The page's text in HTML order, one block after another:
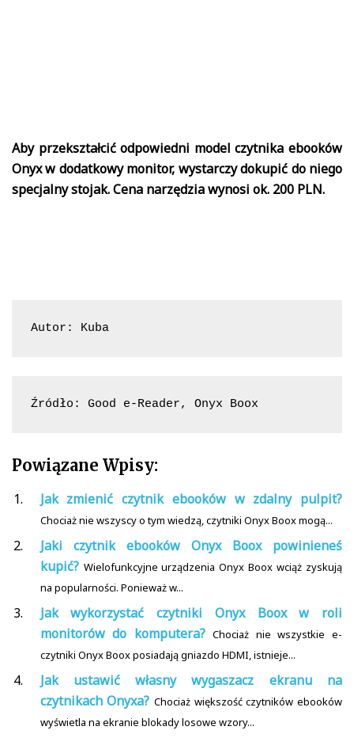
Aby przekształcić odpowiedni model czytnika ebooków
Onyx w dodatkowy monitor, wystarczy dokupić do niego
specjalny stojak. Cena narzędzia wynosi ok. 200 PLN.
Autor: Kuba
Źródło: Good e-Reader, Onyx Boox
Powiązane Wpisy:
Jak zmienić czytnik ebooków w zdalny pulpit?
Chociaż nie wszyscy o tym wiedzą, czytniki Onyx Boox mogą...
Jaki czytnik ebooków Onyx Boox powinieneś
kupić? Wielofunkcyjne urządzenia Onyx Boox wciąż zyskują
na popularności. Ponieważ w...
Jak wykorzystać czytniki Onyx Boox w roli
monitorów do komputera? Chociaż nie wszystkie e-
czytniki Onyx Boox posiadają gniazdo HDMI, istnieje...
Jak ustawić własny wygaszacz ekranu na
czytnikach Onyxa? Chociaż większość czytników ebooków
wyświetla na ekranie blokady losowe wzory...